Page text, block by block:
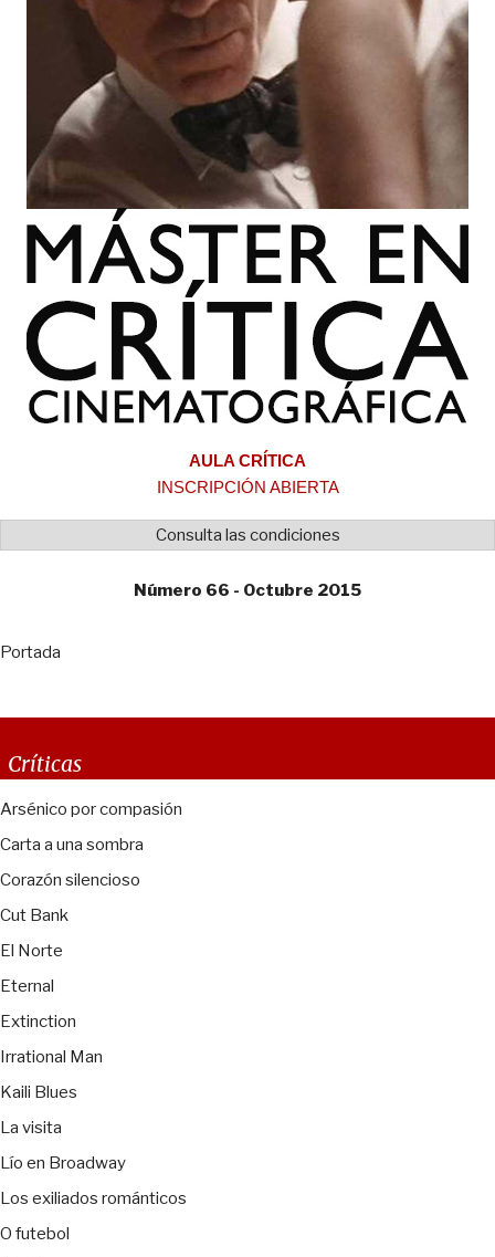
AULA CRÍTICA
INSCRIPCIÓN ABIERTA
Consulta las condiciones
Número 66 - Octubre 2015
Portada
Críticas
Arsénico por compasión
Carta a una sombra
Corazón silencioso
Cut Bank
El Norte
Eternal
Extinction
Irrational Man
Kaili Blues
La visita
Lío en Broadway
Los exiliados románticos
O futebol